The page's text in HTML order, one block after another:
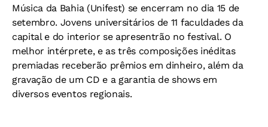
Música da Bahia (Unifest) se encerram no dia 15 de
setembro. Jovens universitários de 11 faculdades da
capital e do interior se apresentrão no festival. O
melhor intérprete, e as três composições inéditas
premiadas receberão prêmios em dinheiro, além da
gravação de um CD e a garantia de shows em
diversos eventos regionais.